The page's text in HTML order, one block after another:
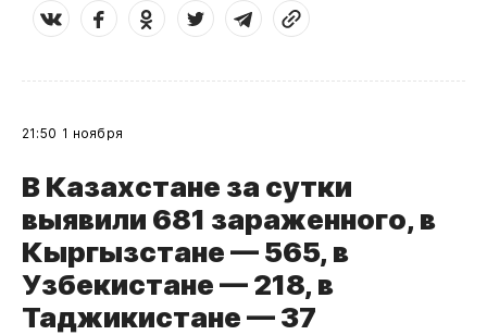
21:50 1 ноября
В Казахстане за сутки
выявили 681 зараженного, в
Кыргызстане — 565, в
Узбекистане — 218, в
Таджикистане — 37